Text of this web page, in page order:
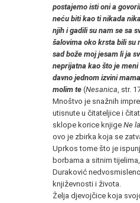
postajemo isti oni a
neću biti kao ti nikada
njih i gadili su nam se sa
šalovima oko krsta bili su
sad bože moj jesam li ja
neprijatna kao što je
davno jednom izvini
molim te (Nesanica , str.
Mnoštvo je snažnih
utisnute u čitateljice i
sklope korice knjige Ne
ovo je zbirka koja se
Uprkos tome što je
borbama a sitnim
Duraković
književnosti i života.
Želja djevojčice koja